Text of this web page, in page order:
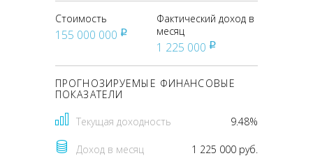
Стоимость
155 000 000 pуб
Фактический доход в
месяц
1 225 000 pуб
ПРОГНОЗИРУЕМЫЕ ФИНАНСОВЫЕ
ПОКАЗАТЕЛИ
Текущая доходность 9.48%
Доход в месяц 1 225 000 руб.